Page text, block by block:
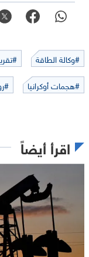
#وكالة الطاقة
#هجمات أوكرانيا
اقرأ أيضاً